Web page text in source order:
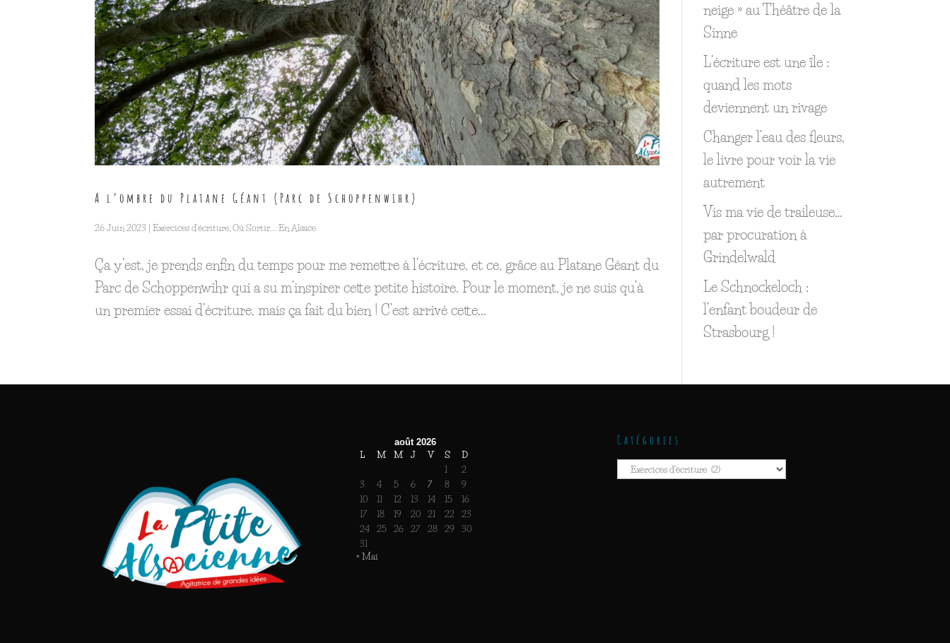
A l’ombre du Platane Géant (Parc de Schoppenwihr)
26 Juin 2023 |Exercices d'écriture ,Où Sortir... En Alsace
Ça y’est, je prends enfin du temps pour me remettre à l’écriture, et ce, grâce au Platane Géant du
Parc de Schoppenwihr qui a su m’inspirer cette petite histoire. Pour le moment, je ne suis qu’à
un premier essai d’écriture, mais ça fait du bien ! C’est arrivé cette...
neige » au Théâtre de la
Sinne
L’écriture est une île :
quand les mots
deviennent un rivage
Changer l’eau des fleurs,
le livre pour voir la vie
autrement
Vis ma vie de traileuse…
par procuration à
Grindelwald
Le Schnockeloch :
l’enfant boudeur de
Strasbourg !
août 2026
L M M J V S
D
1
2
3
4 5 6 7 8
9
10
11 12 13 14 15
16
17
18 19 20 21 22
23
24
25 26 27 28 29
30
31
« Mai
Catégories
Catégories